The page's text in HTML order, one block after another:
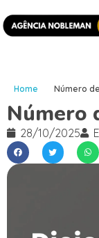
Home Número
Número
28/10/2025